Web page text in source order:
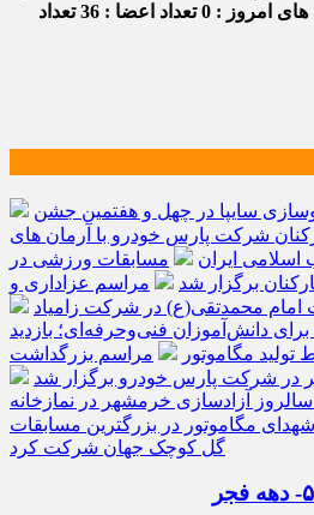
امروز : 0 تعداد اعضا : 36
تعداد
سایپا در چهل و هفتمین جشن
شرکت پارس خودرو با آرمان های
اسلامی ایران
مسابقات ورزشی در
برگزار شد
مراسم عزاداری و
محمدتقی(ع) در شرکت زامیاد
دانش‌آموزان فنی‌وحرفه‌ای؛ بازدید
مگاموتور
مراسم بزرگداشت
در شرکت پارس خودرو برگزار شد
آزادسازی خرمشهر در نمازخانه
مگاموتور در بزرگترین مسابقات
گل کوچک جهان شرکت کرد